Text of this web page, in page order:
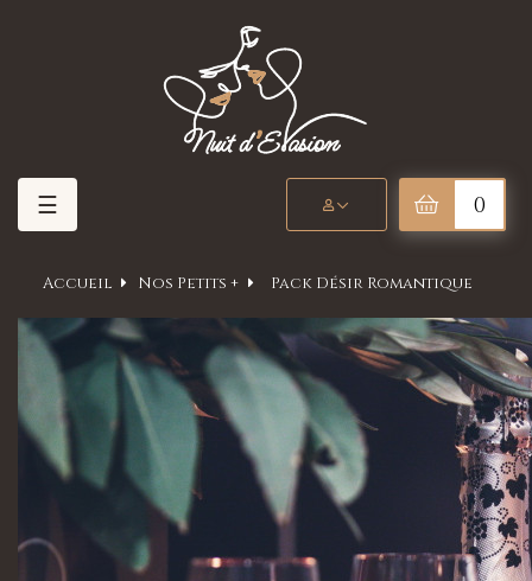
Basculer
la
☰
Accueil Nos Petits + Pack Désir Romantique
0